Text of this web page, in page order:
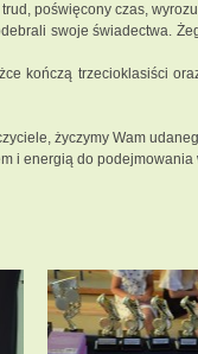
poświęcony czas,
swoje świadectwa.
kończą trzecioklasiści
życzymy Wam
i energią do podejmowania